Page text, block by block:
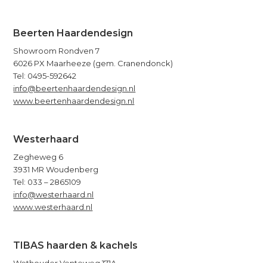
Beerten Haardendesign
Showroom Rondven 7
6026 PX Maarheeze (gem. Cranendonck)
Tel: 0495-592642
info@beertenhaardendesign.nl
www.beertenhaardendesign.nl
Westerhaard
Zegheweg 6
3931 MR Woudenberg
Tel: 033 – 2865109
info@westerhaard.nl
www.westerhaard.nl
TIBAS haarden & kachels